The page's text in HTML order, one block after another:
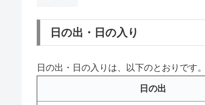
日の出・日の入り
日の出・日の入りは、以下のとおりです。
日の出